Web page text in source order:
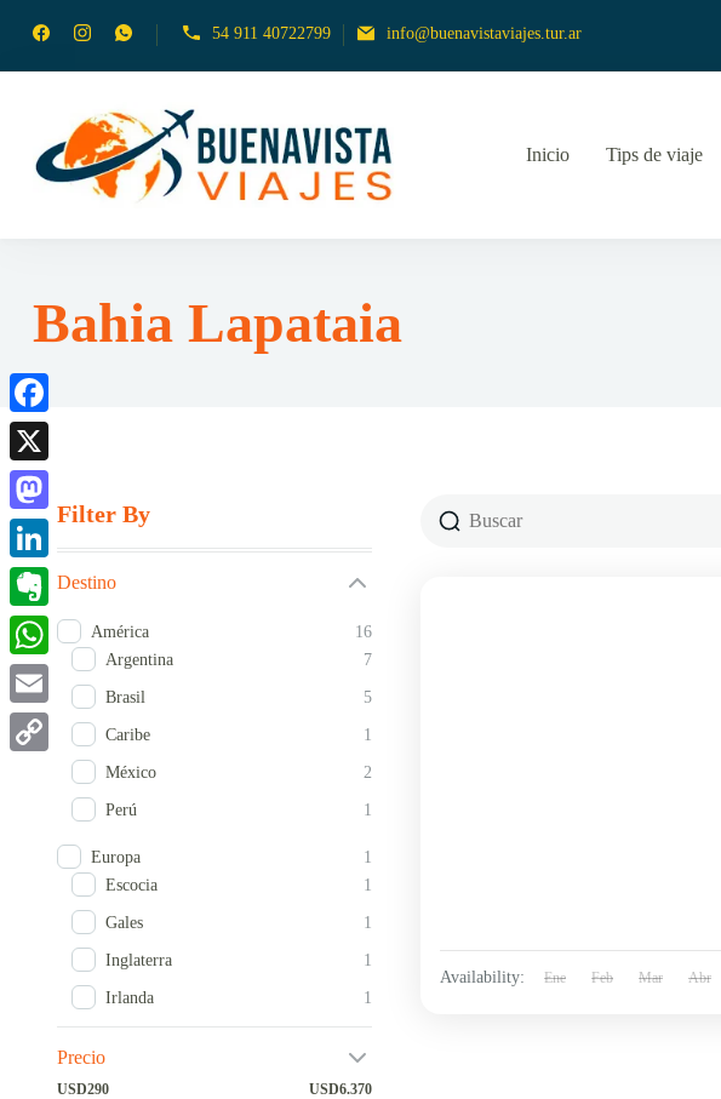
54 911 40722799 info@buenavistaviajes.tur.ar
Inicio Tips de viaje
Bahia Lapataia
Filter By
Destino
América
16
Argentina
7
Brasil 5
Caribe 1
México 2
Perú 1
Europa
1
Escocia
1
Gales 1
Inglaterra 1
Irlanda 1
Precio
USD290 USD6.370
Availability: Ene Feb Mar Abr
Facebook
X
Mastodon
LinkedIn
Evernote
WhatsApp
Email